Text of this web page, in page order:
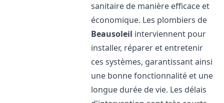
sanitaire de manière efficace et
économique. Les plombiers de
Beausoleil interviennent pour
installer, réparer et entretenir
ces systèmes, garantissant ainsi
une bonne fonctionnalité et une
longue durée de vie. Les délais